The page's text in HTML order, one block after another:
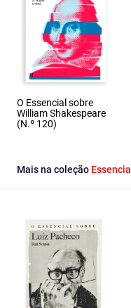
O Essencial sobre
William Shakespeare
(N.º 120)
Mais na coleção Essencial